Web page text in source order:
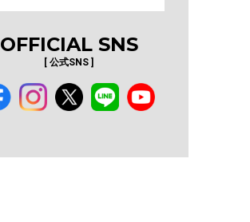
OFFICIAL SNS
[ 公式SNS ]